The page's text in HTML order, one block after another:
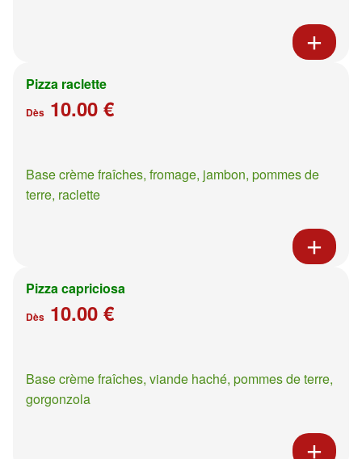
Pizza raclette
Dès 10.00 €
Base crème fraîches, fromage, jambon, pommes de
terre, raclette
Pizza capriciosa
Dès 10.00 €
Base crème fraîches, viande haché, pommes de terre,
gorgonzola